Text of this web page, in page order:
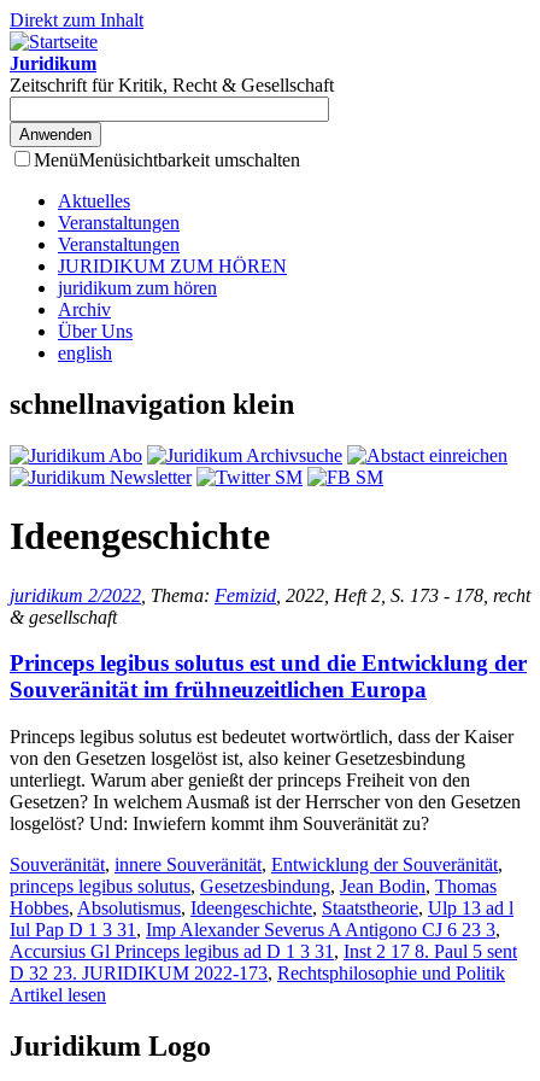
Direkt zum Inhalt
Juridikum
Zeitschrift für Kritik, Recht & Gesellschaft
MenüMenüsichtbarkeit umschalten
Aktuelles
Veranstaltungen
Veranstaltungen
JURIDIKUM ZUM HÖREN
juridikum zum hören
Archiv
Über Uns
english
schnellnavigation klein
Ideengeschichte
juridikum 2/2022 , Thema: Femizid , 2022, Heft 2, S. 173 - 178, recht
& gesellschaft
Princeps legibus solutus est und die Entwicklung der
Souveränität im frühneuzeitlichen Europa
Princeps legibus solutus est bedeutet wortwörtlich, dass der Kaiser
von den Gesetzen losgelöst ist, also keiner Gesetzesbindung
unterliegt. Warum aber genießt der princeps Freiheit von den
Gesetzen? In welchem Ausmaß ist der Herrscher von den Gesetzen
losgelöst? Und: Inwiefern kommt ihm Souveränität zu?
Souveränität, innere Souveränität, Entwicklung der Souveränität,
princeps legibus solutus, Gesetzesbindung, Jean Bodin, Thomas
Hobbes, Absolutismus, Ideengeschichte, Staatstheorie, Ulp 13 ad l
Iul Pap D 1 3 31 , Imp Alexander Severus A Antigono CJ 6 23 3,
Accursius Gl Princeps legibus ad D 1 3 31 , Inst 2 17 8. Paul 5 sent
D 32 23. JURIDIKUM 2022-173, Rechtsphilosophie und Politik
Artikel lesen
Juridikum Logo